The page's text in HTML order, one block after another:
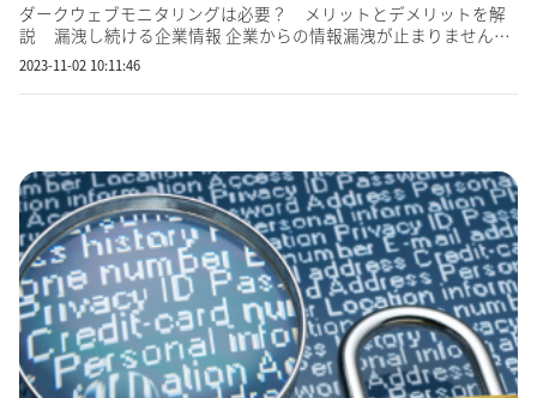
ダークウェブモニタリングは必要？ メリットとデメリットを解
説 漏洩し続ける企業情報 企業からの情報漏洩が止まりません。
特に大企業では、個人情報や機密情報などの大量の情報を保有し
ているため、情報漏洩が発生した場合の被害が甚大です。以下
2023-11-02 10:11:46